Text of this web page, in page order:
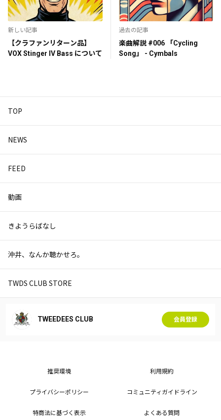
新しい記事
【クラファンリターン品】
VOX Stinger IV Bass について
過去の記事
楽曲解説 #006 「Cycling
Song」 - Cymbals
TOP
NEWS
FEED
動画
きようらばなし
沖井、なんか聴かせろ。
TWDS CLUB STORE
TWEEDEES CLUB 会員登録
推奨環境 利用規約
プライバシーポリシー コミュニティガイドライン
特商法に基づく表示 よくある質問